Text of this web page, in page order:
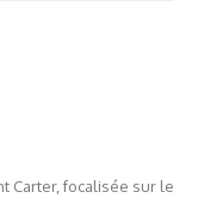
Carter, focalisée sur le